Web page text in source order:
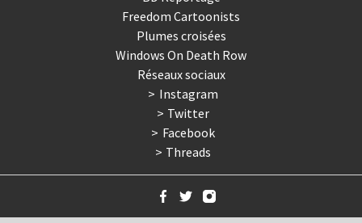
Freedom Cartoonists
Plumes croisées
Windows On Death Row
Réseaux sociaux
Instagram
Twitter
Facebook
Threads